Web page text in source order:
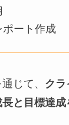
ポート作成
じて、 クラ
と目標達成